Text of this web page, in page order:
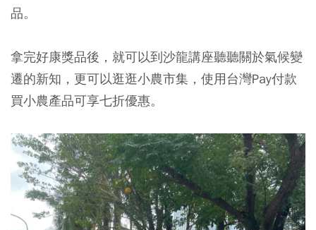
品。
拿完好康獎品後，就可以到沙龍講座聽聽關於氣候變
遷的新知，更可以逛逛小農市集，使用台灣Pay付款
買小農產品可享七折優惠。